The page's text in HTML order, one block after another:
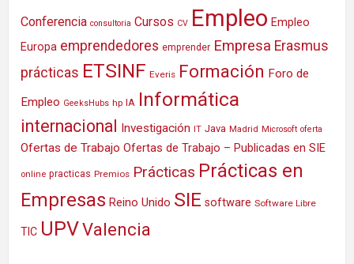
Conferencia consultoria Cursos CV Empleo Empleo
Europa emprendedores emprender Empresa Erasmus
prácticas ETSINF Everis Formación Foro de
Empleo GeeksHubs hp IA Informática
internacional Investigación IT Java Madrid Microsoft oferta
Ofertas de Trabajo Ofertas de Trabajo – Publicadas en SIE
online practicas Premios Prácticas Prácticas en
Empresas Reino Unido SIE software Software Libre
TIC UPVValencia